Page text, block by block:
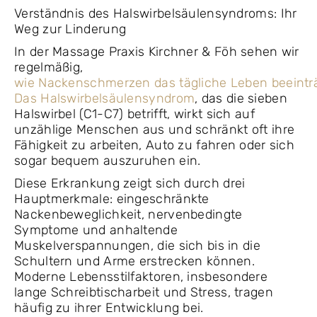
Verständnis des Halswirbelsäulensyndroms: Ihr
Weg zur Linderung
In der Massage Praxis Kirchner & Föh sehen wir
regelmäßig,
wie Nackenschmerzen das tägliche Leben
Das Halswirbelsäulensyndrom, das die sieben
Halswirbel (C1-C7) betrifft, wirkt sich auf
unzählige Menschen aus und schränkt oft ihre
Fähigkeit zu arbeiten, Auto zu fahren oder sich
sogar bequem auszuruhen ein.
Diese Erkrankung zeigt sich durch drei
Hauptmerkmale: eingeschränkte
Nackenbeweglichkeit, nervenbedingte
Symptome und anhaltende
Muskelverspannungen, die sich bis in die
Schultern und Arme erstrecken können.
Moderne Lebensstilfaktoren, insbesondere
lange Schreibtischarbeit und Stress, tragen
häufig zu ihrer Entwicklung bei.